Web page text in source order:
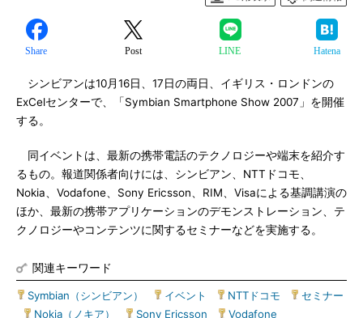
Share Post LINE Hatena
シンビアンは10月16日、17日の両日、イギリス・ロンドンの
ExCelセンターで、「Symbian Smartphone Show 2007」を開催
する。
同イベントは、最新の携帯電話のテクノロジーや端末を紹介す
るもの。報道関係者向けには、シンビアン、NTTドコモ、
Nokia、Vodafone、Sony Ericsson、RIM、Visaによる基調講演の
ほか、最新の携帯アプリケーションのデモンストレーション、テ
クノロジーやコンテンツに関するセミナーなどを実施する。
関連キーワード
Symbian（シンビアン） イベント NTTドコモ
セミナー
Nokia（ノキア） Sony Ericsson Vodafone